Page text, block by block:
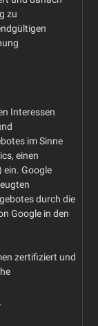
zu
Interessen
im Sinne
einen
ein. Google
durch die
Google in den
zertifiziert und